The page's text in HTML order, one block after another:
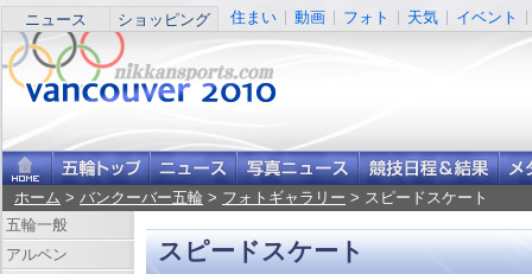
ニュース ショッピング 住まい 動画 フォト 天気 イベント
ホーム > バンクーバー五輪 > フォトギャラリー > スピードスケート
スピードスケート
五輪一般
アルペン